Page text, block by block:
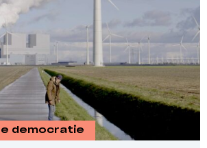
democratie